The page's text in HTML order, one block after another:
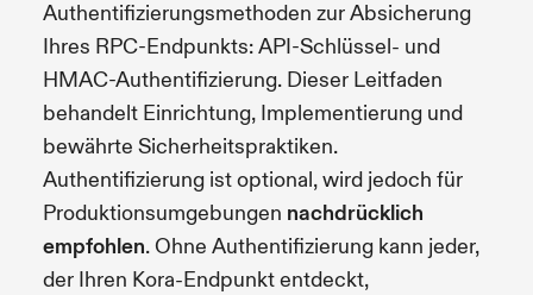
Authentifizierungsmethoden zur Absicherung
Ihres RPC-Endpunkts: API-Schlüssel- und
HMAC-Authentifizierung. Dieser Leitfaden
behandelt Einrichtung, Implementierung und
bewährte Sicherheitspraktiken.
Authentifizierung ist optional, wird jedoch für
Produktionsumgebungen nachdrücklich
empfohlen. Ohne Authentifizierung kann jeder,
der Ihren Kora-Endpunkt entdeckt,